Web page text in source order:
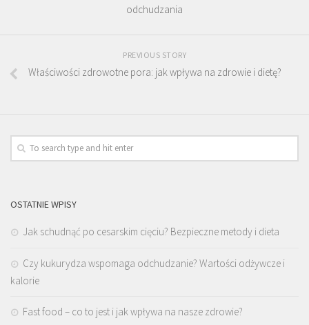
odchudzania
PREVIOUS STORY
Właściwości zdrowotne pora: jak wpływa na zdrowie i dietę?
OSTATNIE WPISY
Jak schudnąć po cesarskim cięciu? Bezpieczne metody i dieta
Czy kukurydza wspomaga odchudzanie? Wartości odżywcze i
kalorie
Fast food – co to jest i jak wpływa na nasze zdrowie?